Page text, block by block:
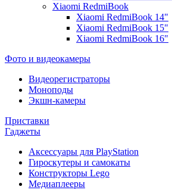
Xiaomi RedmiBook
Xiaomi RedmiBook 14"
Xiaomi RedmiBook 15"
Xiaomi RedmiBook 16"
Фото и видеокамеры
Видеорегистраторы
Моноподы
Экшн-камеры
Приставки
Гаджеты
Аксессуары для PlayStation
Гироскутеры и самокаты
Конструкторы Lego
Медиаплееры